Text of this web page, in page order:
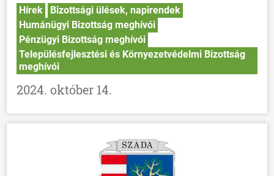
Hírek
Bizottsági ülések, napirendek
Humánügyi Bizottság meghívói
Pénzügyi Bizottság meghívói
Településfejlesztési és Környezetvédelmi Bizottság
meghívói
2024. október 14.